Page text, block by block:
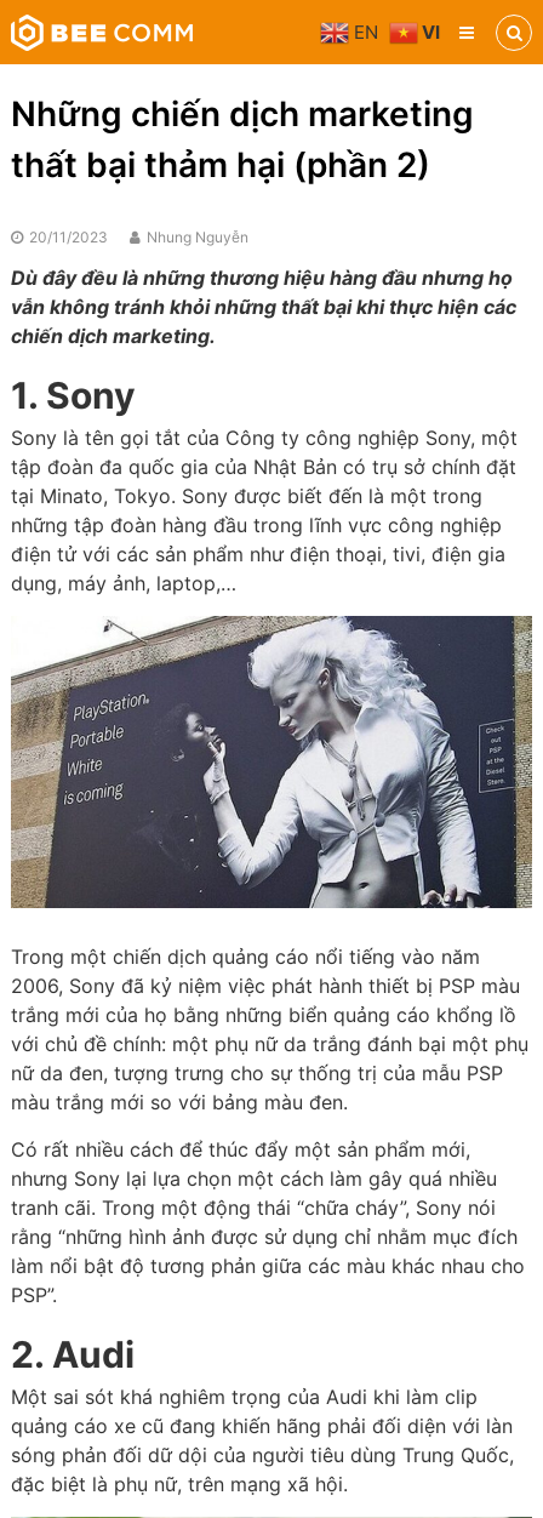
Skip
to
content
Bee
Comm
thông
phương
tiện
Những chiến dịch marketing
thất bại thảm hại (phần 2)
20/11/2023 Nhung Nguyễn
Dù đây đều là những thương hiệu hàng đầu nhưng họ
vẫn không tránh khỏi những thất bại khi thực hiện các
chiến dịch marketing.
1. Sony
Sony là tên gọi tắt của Công ty công nghiệp Sony, một
tập đoàn đa quốc gia của Nhật Bản có trụ sở chính đặt
tại Minato, Tokyo. Sony được biết đến là một trong
những tập đoàn hàng đầu trong lĩnh vực công nghiệp
điện tử với các sản phẩm như điện thoại, tivi, điện gia
dụng, máy ảnh, laptop,…
Trong một chiến dịch quảng cáo nổi tiếng vào năm
2006, Sony đã kỷ niệm việc phát hành thiết bị PSP màu
trắng mới của họ bằng những biển quảng cáo khổng lồ
với chủ đề chính: một phụ nữ da trắng đánh bại một phụ
nữ da đen, tượng trưng cho sự thống trị của mẫu PSP
màu trắng mới so với bảng màu đen.
Có rất nhiều cách để thúc đẩy một sản phẩm mới,
nhưng Sony lại lựa chọn một cách làm gây quá nhiều
tranh cãi. Trong một động thái “chữa cháy”, Sony nói
rằng “những hình ảnh được sử dụng chỉ nhằm mục đích
làm nổi bật độ tương phản giữa các màu khác nhau cho
PSP”.
2. Audi
Một sai sót khá nghiêm trọng của Audi khi làm clip
quảng cáo xe cũ đang khiến hãng phải đối diện với làn
sóng phản đối dữ dội của người tiêu dùng Trung Quốc,
đặc biệt là phụ nữ, trên mạng xã hội.
EN VI